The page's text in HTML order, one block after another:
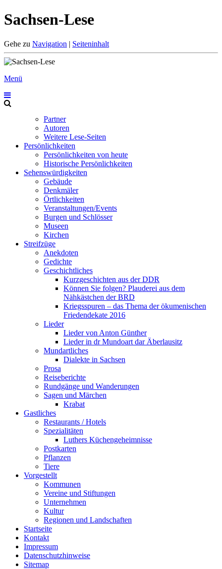
Sachsen-Lese
Gehe zu Navigation | Seiteninhalt
Menü
Partner
Autoren
Weitere Lese-Seiten
Persönlichkeiten
Persönlichkeiten von heute
Historische Persönlichkeiten
Sehenswürdigkeiten
Gebäude
Denkmäler
Örtlichkeiten
Veranstaltungen/Events
Burgen und Schlösser
Museen
Kirchen
Streifzüge
Anekdoten
Gedichte
Geschichtliches
Kurzgeschichten aus der DDR
Können Sie folgen? Plauderei aus dem
Nähkästchen der BRD
Kriegsspuren – das Thema der ökumenischen
Friedendekate 2016
Lieder
Lieder von Anton Günther
Lieder in dr Mundoart dar Äberlausitz
Mundartliches
Dialekte in Sachsen
Prosa
Reiseberichte
Rundgänge und Wanderungen
Sagen und Märchen
Krabat
Gastliches
Restaurants / Hotels
Spezialitäten
Luthers Küchengeheimnisse
Postkarten
Pflanzen
Tiere
Vorgestellt
Kommunen
Vereine und Stiftungen
Unternehmen
Kultur
Regionen und Landschaften
Startseite
Kontakt
Impressum
Datenschutzhinweise
Sitemap